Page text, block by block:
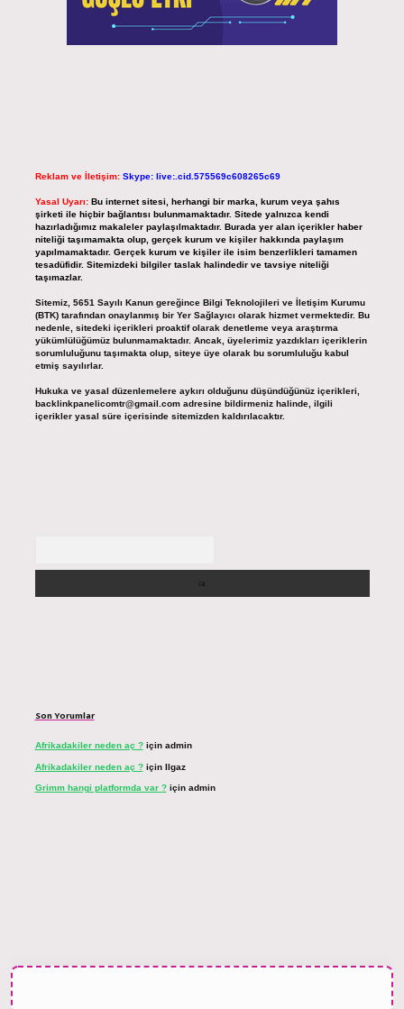
Reklam ve İletişim: Skype: live:.cid.575569c608265c69
Yasal Uyarı: Bu internet sitesi, herhangi bir marka, kurum veya şahıs
şirketi ile hiçbir bağlantısı bulunmamaktadır. Sitede yalnızca kendi
hazırladığımız makaleler paylaşılmaktadır. Burada yer alan içerikler haber
niteliği taşımamakta olup, gerçek kurum ve kişiler hakkında paylaşım
yapılmamaktadır. Gerçek kurum ve kişiler ile isim benzerlikleri tamamen
tesadüfidir. Sitemizdeki bilgiler taslak halindedir ve tavsiye niteliği
taşımazlar.
Sitemiz, 5651 Sayılı Kanun gereğince Bilgi Teknolojileri ve İletişim Kurumu
(BTK) tarafından onaylanmış bir Yer Sağlayıcı olarak hizmet vermektedir. Bu
nedenle, sitedeki içerikleri proaktif olarak denetleme veya araştırma
yükümlülüğümüz bulunmamaktadır. Ancak, üyelerimiz yazdıkları içeriklerin
sorumluluğunu taşımakta olup, siteye üye olarak bu sorumluluğu kabul
etmiş sayılırlar.
Hukuka ve yasal düzenlemelere aykırı olduğunu düşündüğünüz içerikleri,
backlinkpanelicomtr@gmail.comadresine bildirmeniz halinde, ilgili
içerikler yasal süre içerisinde sitemizden kaldırılacaktır.
Son Yorumlar
Afrikadakiler neden aç ?için admin
Afrikadakiler neden aç ?için Ilgaz
Grimm hangi platformda var ?için admin